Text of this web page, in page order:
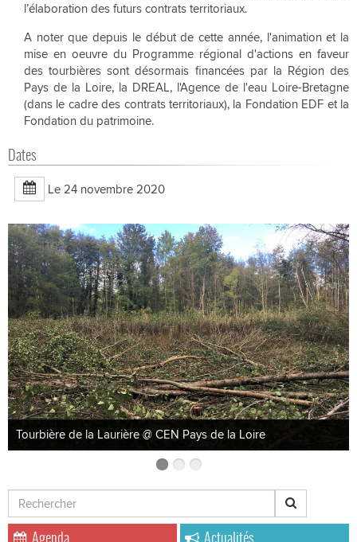
l’élaboration des futurs contrats territoriaux.
A noter que depuis le début de cette année, l'animation et la
mise en oeuvre du Programme régional d'actions en faveur
des tourbières sont désormais financées par la Région des
Pays de la Loire, la DREAL, l'Agence de l'eau Loire-Bretagne
(dans le cadre des contrats territoriaux), la Fondation EDF et la
Fondation du patrimoine.
Dates
Le 24 novembre 2020
Tourbière de la Laurière @ CEN Pays de la Loire